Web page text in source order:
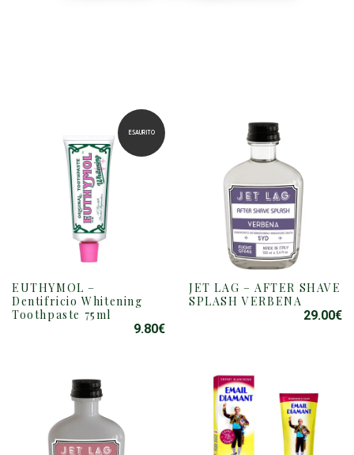
ESAURITO
EUTHYMOL –
Dentifricio Whitening
Toothpaste 75ml
9.80€
JET LAG – AFTER SHAVE
SPLASH VERBENA
29.00€